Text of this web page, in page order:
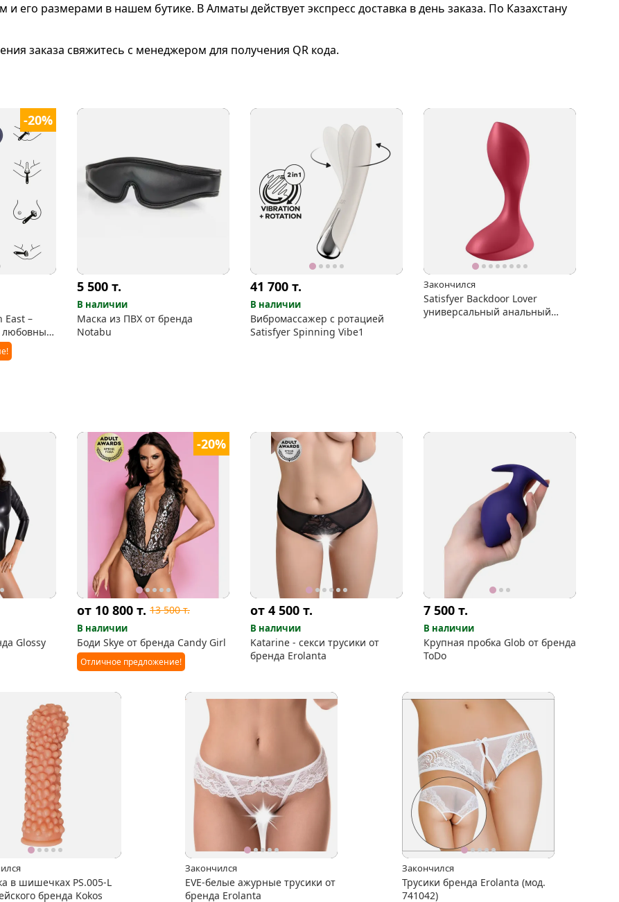
и его размерами в нашем бутике. В Алматы действует экспресс доставка в день заказа. По Казахстану
заказа свяжитесь с менеджером для получения QR кода.
-20%
East –
любовных
5 500 т.
В наличии
Маска из ПВХ от бренда
Notabu
41 700 т.
В наличии
Вибромассажер с ротацией
Satisfyer Spinning Vibe1
Закончился
Satisfyer Backdoor Lover
универсальный анальный
Glossy
-20%
от 10 800 т. 13 500т.
В наличии
Боди Skye от бренда Candy Girl
Отличное предложение!
от 4 500 т.
В наличии
Katarine - секси трусики от
бренда Erolanta
7 500 т.
В наличии
Крупная пробка Glob от бренда
ToDo
в шишечках PS.005-L
бренда Kokos
Закончился
EVE-белые ажурные трусики от
бренда Erolanta
Закончился
Трусики бренда Erolanta (мод.
741042)